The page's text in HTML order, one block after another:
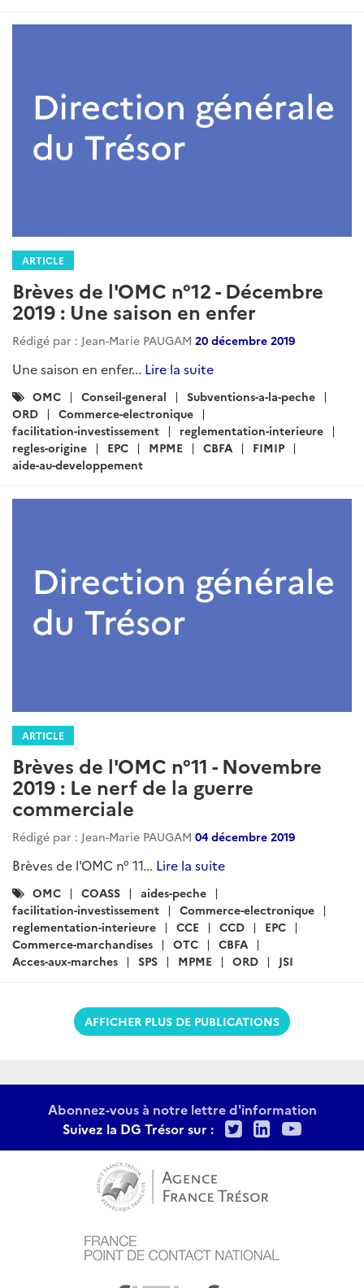
ARTICLE
Brèves de l'OMC n°12 - Décembre
2019 : Une saison en enfer
Rédigé par : Jean-Marie PAUGAM 20 décembre 2019
Une saison en enfer... Lire la suite
Catégories
:
OMC Conseil-general
Subventions-a-la-peche
ORD
Commerce-electronique
facilitation-investissement
reglementation-interieure
regles-origine
EPC MPME CBFA
FIMIP
aide-au-developpement
ARTICLE
Brèves de l'OMC n°11 - Novembre
2019 : Le nerf de la guerre
commerciale
Rédigé par : Jean-Marie PAUGAM 04 décembre 2019
Brèves de l'OMC n° 11... Lire la suite
Catégories
:
OMC COASS
aides-peche
facilitation-investissement
Commerce-electronique
reglementation-interieure
CCE CCD
EPC
Commerce-marchandises
OTC
CBFA
Acces-aux-marches
SPS MPME ORD JSI
AFFICHER PLUS DE PUBLICATIONS
Abonnez-vous à notre lettre d'information
Suivez la DG Trésor sur :
TwitterLinkedIn